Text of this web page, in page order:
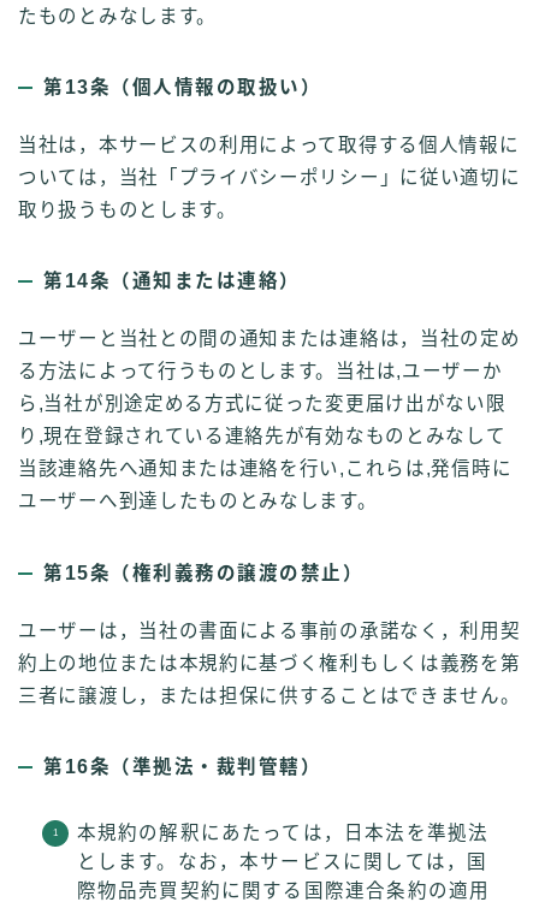
たものとみなします。
第13条（個人情報の取扱い）
当社は，本サービスの利用によって取得する個人情報に
ついては，当社「プライバシーポリシー」に従い適切に
取り扱うものとします。
第14条（通知または連絡）
ユーザーと当社との間の通知または連絡は，当社の定め
る方法によって行うものとします。当社は,ユーザーか
ら,当社が別途定める方式に従った変更届け出がない限
り,現在登録されている連絡先が有効なものとみなして
当該連絡先へ通知または連絡を行い,これらは,発信時に
ユーザーへ到達したものとみなします。
第15条（権利義務の譲渡の禁止）
ユーザーは，当社の書面による事前の承諾なく，利用契
約上の地位または本規約に基づく権利もしくは義務を第
三者に譲渡し，または担保に供することはできません。
第16条（準拠法・裁判管轄）
本規約の解釈にあたっては，日本法を準拠法
とします。なお，本サービスに関しては，国
際物品売買契約に関する国際連合条約の適用